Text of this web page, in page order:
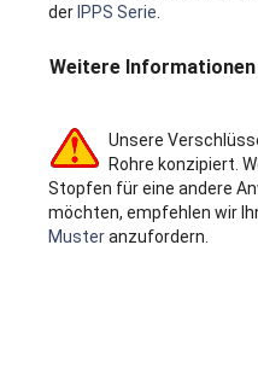
der IPPS Serie
Weitere Informationen
Unsere
Rohre konzipiert.
Stopfen für eine andere
möchten, empfehlen wir
Musteranzufordern.